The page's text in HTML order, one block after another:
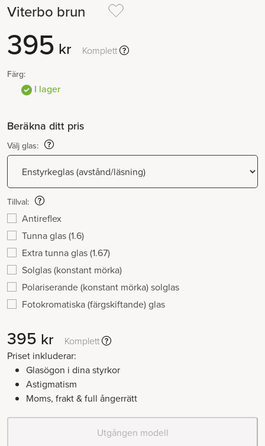
Viterbo brun
395 kr Komplett
Färg:
I lager
Beräkna ditt pris
Välj glas:
Tillval:
Antireflex
Tunna glas (1.6)
Extra tunna glas (1.67)
Solglas (konstant mörka)
Polariserande (konstant mörka) solglas
Fotokromatiska (färgskiftande) glas
395 kr
Komplett
Priset inkluderar:
Glasögon i dina styrkor
Astigmatism
Moms, frakt & full ångerrätt
Utgången modell